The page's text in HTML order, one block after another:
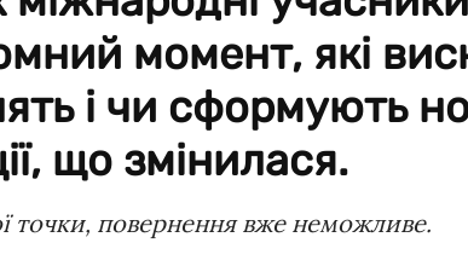
момент, які
і чи сформують
що змінилася.
точки, повернення вже неможливе.